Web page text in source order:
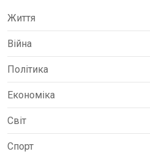
Життя
Війна
Політика
Економіка
Світ
Спорт